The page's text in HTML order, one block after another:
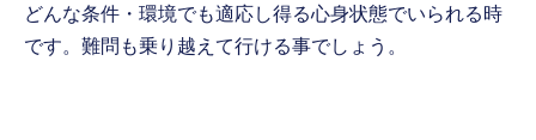
どんな条件・環境でも適応し得る心身状態でいられる時
です。難問も乗り越えて行ける事でしょう。